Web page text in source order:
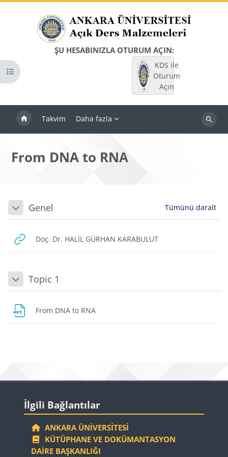
ŞU HESABINIZLA OTURUM AÇIN:
KDS ile
Oturum
Açın
Takvim Daha fazla
Dersleri
Kurs dizinini aç
From DNA to RNA
Bloklar
Bölüm anahatları
DaraltGenel Tümünü daralt
Doç. Dr. HALİL GÜRHAN KARABULUTURL
DaraltTopic 1
From DNA to RNA
Bloklar
İlgili Bağlantılar
ANKARA ÜNIVERSITESI
KÜTÜPHANE VE DOKÜMANTASYON
DAIRE BAŞKANLIĞI